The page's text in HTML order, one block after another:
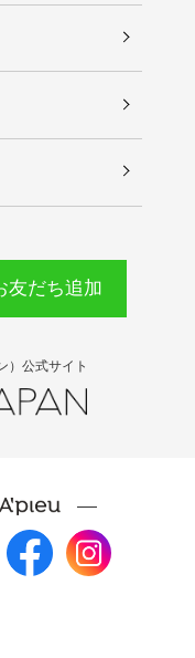
ウレン根エキ
根エキス、チャ
ヘキシルグリセ
ニンジン根エキ
、セロリ種子
油 [PG] 水、ＤＰ
ール、ヒドロキ
、カルボマー、
キス、エチルヘ
、ＥＤＴＡ－２
（アクリル酸グ
ー、マンダリン
エーテル／マレ
ジクアオイ花
、ラベンダー油
射日光
の場所を避けて
友だち追加
）公式サイト